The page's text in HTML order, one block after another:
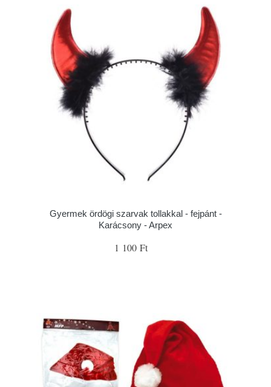
Gyermek ördögi szarvak tollakkal - fejpánt -
Karácsony - Arpex
1 100 Ft